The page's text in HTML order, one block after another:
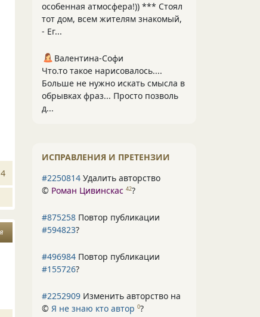
4
особенная атмосфера!)) *** Стоял
тот дом, всем жителям знакомый,
- Ег...
Валентина-Софи
Что.то такое нарисовалось....
Больше не нужно искать смысла в
обрывках фраз... Просто позволь
д...
ИСПРАВЛЕНИЯ И ПРЕТЕНЗИИ
#2250814 Удалить авторство
© Роман Цивинскас 42?
#875258 Повтор публикации
#594823?
#496984 Повтор публикации
#155726?
#2252909 Изменить авторство на
© Я не знаю кто автор 0?